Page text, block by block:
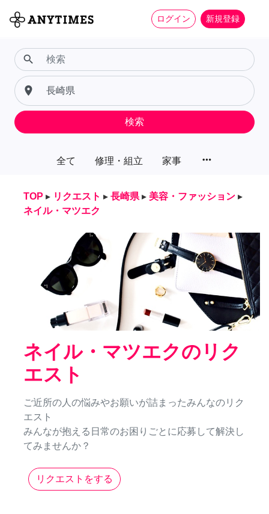
ログイン 新規登録
全て 修理・組立 家事 more_horiz
search
place
検索
TOP ▸ リクエスト ▸ 長崎県 ▸ 美容・ファッション ▸
ネイル・マツエク
ネイル・マツエクのリク
エスト
ご近所の人の悩みやお願いが詰まったみんなのリク
エスト
みんなが抱える日常のお困りごとに応募して解決し
てみませんか？
リクエストをする